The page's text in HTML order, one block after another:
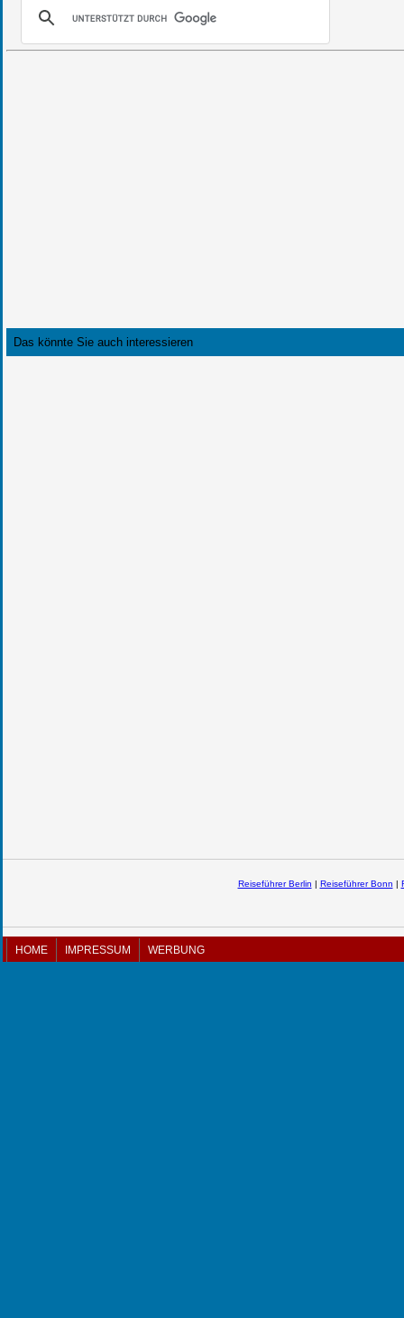
Das könnte Sie auch interessieren
Reiseführer Berlin | Reiseführer Bonn |
HOME IMPRESSUM WERBUNG